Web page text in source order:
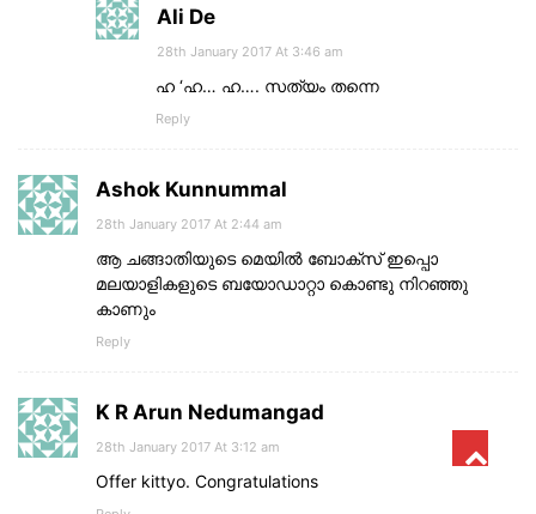
Ali De
28th January 2017 At 3:46 am
ഹ ‘ഹ… ഹ…. സത്യം തന്നെ
Reply
Ashok Kunnummal
28th January 2017 At 2:44 am
ആ ചങ്ങാതിയുടെ മെയിൽ ബോക്സ്‌ ഇപ്പൊ
മലയാളികളുടെ ബയോഡാറ്റാ കൊണ്ടു നിറഞ്ഞു
കാണും
Reply
K R Arun Nedumangad
28th January 2017 At 3:12 am
Offer kittyo. Congratulations